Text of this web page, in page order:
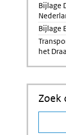
Bijlage
Bijlage
het
Zoek